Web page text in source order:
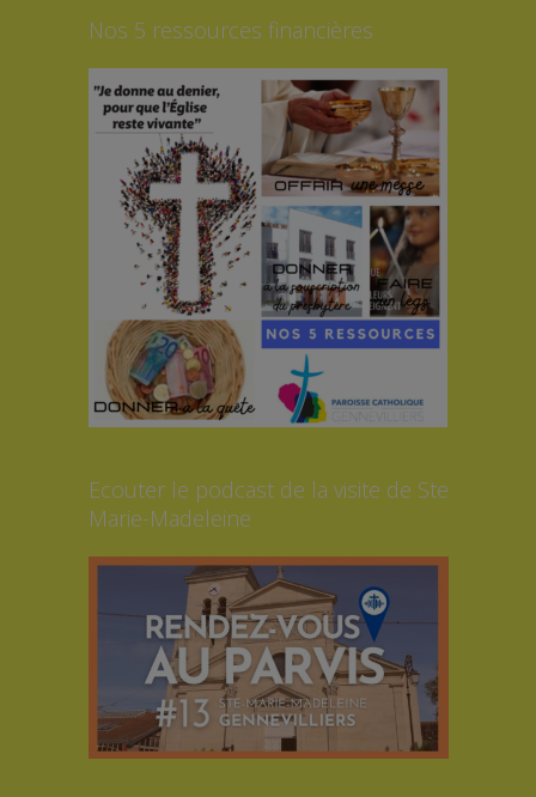
Nos 5 ressources financières
Ecouter le podcast de la visite de Ste
Marie-Madeleine